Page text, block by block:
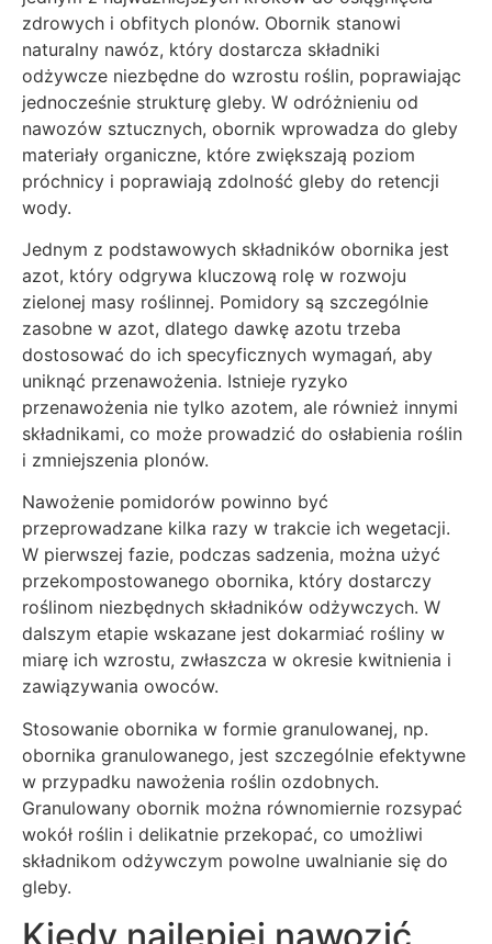
zdrowych i obfitych plonów. Obornik stanowi
naturalny nawóz, który dostarcza składniki
odżywcze niezbędne do wzrostu roślin, poprawiając
jednocześnie strukturę gleby. W odróżnieniu od
nawozów sztucznych, obornik wprowadza do gleby
materiały organiczne, które zwiększają poziom
próchnicy i poprawiają zdolność gleby do retencji
wody.
Jednym z podstawowych składników obornika jest
azot, który odgrywa kluczową rolę w rozwoju
zielonej masy roślinnej. Pomidory są szczególnie
zasobne w azot, dlatego dawkę azotu trzeba
dostosować do ich specyficznych wymagań, aby
uniknąć przenawożenia. Istnieje ryzyko
przenawożenia nie tylko azotem, ale również innymi
składnikami, co może prowadzić do osłabienia roślin
i zmniejszenia plonów.
Nawożenie pomidorów powinno być
przeprowadzane kilka razy w trakcie ich wegetacji.
W pierwszej fazie, podczas sadzenia, można użyć
przekompostowanego obornika, który dostarczy
roślinom niezbędnych składników odżywczych. W
dalszym etapie wskazane jest dokarmiać rośliny w
miarę ich wzrostu, zwłaszcza w okresie kwitnienia i
zawiązywania owoców.
Stosowanie obornika w formie granulowanej, np.
obornika granulowanego, jest szczególnie efektywne
w przypadku nawożenia roślin ozdobnych.
Granulowany obornik można równomiernie rozsypać
wokół roślin i delikatnie przekopać, co umożliwi
składnikom odżywczym powolne uwalnianie się do
gleby.